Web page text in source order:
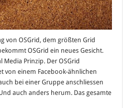
von OSGrid, dem größten Grid
OSGrid ein neues Gesicht.
Media Prinzip. Der OSGrid
von einem Facebook-ähnlichen
bei einer Gruppe anschliessen
auch anders herum. Das gesamte